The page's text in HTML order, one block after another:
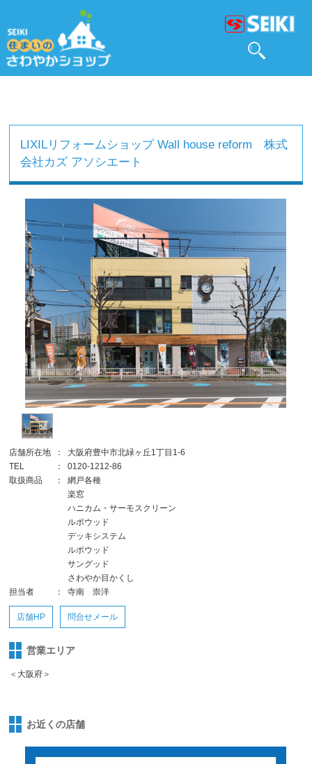
LIXILリフォームショップ Wall house reform 株式
会社カズ アソシエート
店舗所在地 ：
大阪府豊中市北緑ヶ丘1丁目1-6
TEL
：
0120-1212-86
取扱商品
：
網戸各種
楽窓
ハニカム・サーモスクリーン
ルポウッド
デッキシステム
ルポウッド
サングッド
さわやか目かくし
担当者
： 寺南 崇洋
店舗HP 問合せメール
営業エリア
＜大阪府＞
お近くの店舗